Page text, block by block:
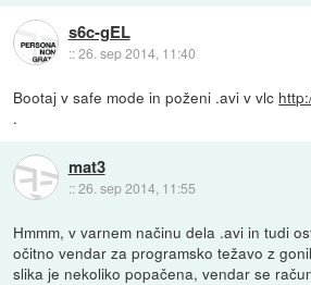
s6c-gEL
::26. sep 2014, 11:40
Bootaj v safe mode in poženi .avi v vlc
.
mat3
::26. sep 2014, 11:55
Hmmm, v varnem načinu dela .avi in tudi
očitno vendar za programsko težavo z
slika je nekoliko popačena, vendar se